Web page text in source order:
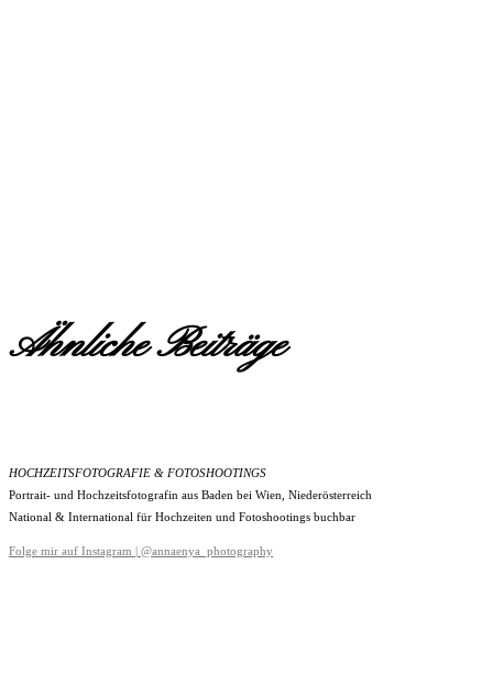
Ähnliche Beiträge
HOCHZEITSFOTOGRAFIE & FOTOSHOOTINGS
Portrait- und Hochzeitsfotografin aus Baden bei Wien, Niederösterreich
National & International für Hochzeiten und Fotoshootings buchbar
Folge mir auf Instagram | @annaenya_photography